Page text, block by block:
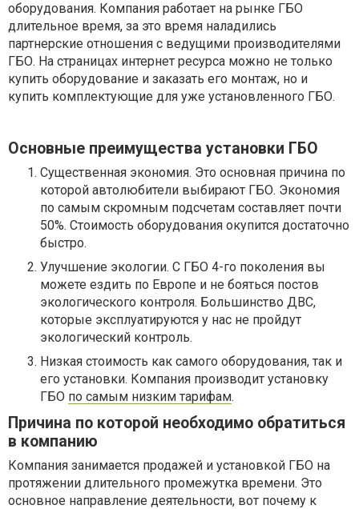
оборудования. Компания работает на рынке ГБО
длительное время, за это время наладились
партнерские отношения с ведущими производителями
ГБО. На страницах интернет ресурса можно не только
купить оборудование и заказать его монтаж, но и
купить комплектующие для уже установленного ГБО.
Основные преимущества установки ГБО
Существенная экономия. Это основная причина по
которой автолюбители выбирают ГБО. Экономия
по самым скромным подсчетам составляет почти
50%. Стоимость оборудования окупится достаточно
быстро.
Улучшение экологии. С ГБО 4-го поколения вы
можете ездить по Европе и не бояться постов
экологического контроля. Большинство ДВС,
которые эксплуатируются у нас не пройдут
экологический контроль.
Низкая стоимость как самого оборудования, так и
его установки. Компания производит установку
ГБО по самым низким тарифам.
Причина по которой необходимо обратиться
в компанию
Компания занимается продажей и установкой ГБО на
протяжении длительного промежутка времени. Это
основное направление деятельности, вот почему к